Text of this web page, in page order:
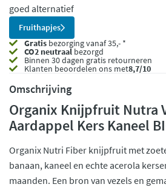
goed alternatief
Fruithapjes
Gratis bezorging vanaf 35,- *
CO2 neutraalbezorgd
Binnen 30 dagen gratis retourneren
Klanten beoordelen ons met8,7/10
Omschrijving
Organix Knijpfruit Nutra
Aardappel Kers Kaneel
Organix Nutri Fiber knijpfruit met
banaan, kaneel en echte acerola
maanden. Een bron van vezels en